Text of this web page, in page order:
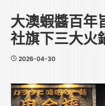
大澳蝦醬百年
社旗下三大火
香蝦廠」
2026-04-30